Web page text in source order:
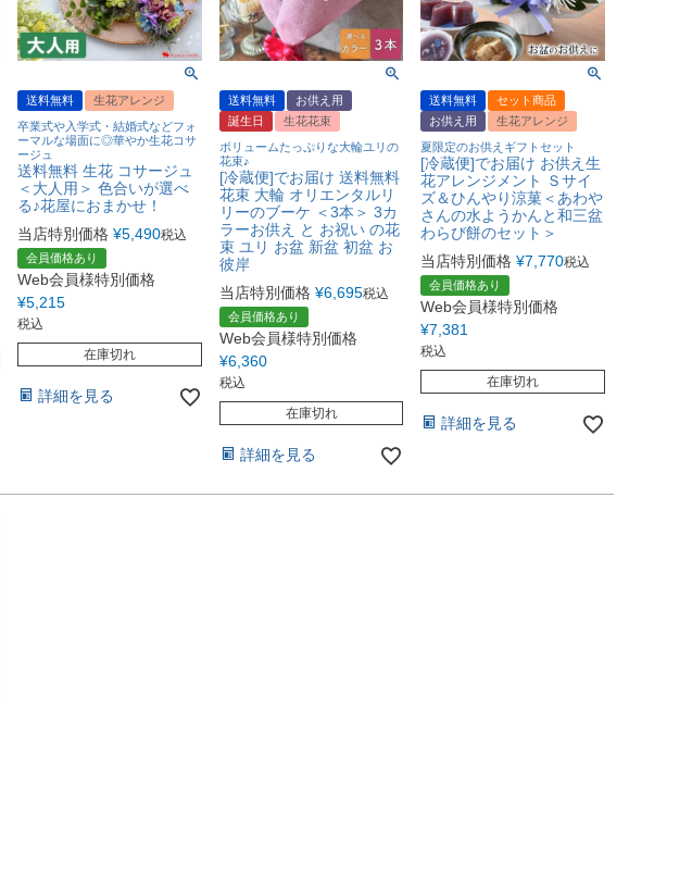
送料無料
生花アレンジ
卒業式や入学式・結婚式などフォ
ーマルな場面に◎華やか生花コサ
ージュ
送料無料 生花 コサージュ
＜大人用＞ 色合いが選べ
る♪花屋におまかせ！
当店特別価格 ¥5,490税込
会員価格あり
Web会員様特別価格
¥5,215
税込
在庫切れ
詳細を見る
送料無料
お供え用
誕生日
生花花束
ボリュームたっぷりな大輪ユリの
花束♪
[冷蔵便]でお届け 送料無料
花束 大輪 オリエンタルリ
リーのブーケ ＜3本＞ 3カ
ラーお供え と お祝い の花
束 ユリ お盆 新盆 初盆 お
彼岸
当店特別価格 ¥6,695税込
会員価格あり
Web会員様特別価格
¥6,360
税込
在庫切れ
詳細を見る
送料無料
セット商品
お供え用
生花アレンジ
夏限定のお供えギフトセット
[冷蔵便]でお届け お供え生
花アレンジメント Ｓサイ
ズ＆ひんやり涼菓＜あわや
さんの水ようかんと和三盆
わらび餅のセット＞
当店特別価格 ¥7,770税込
会員価格あり
Web会員様特別価格
¥7,381
税込
在庫切れ
詳細を見る